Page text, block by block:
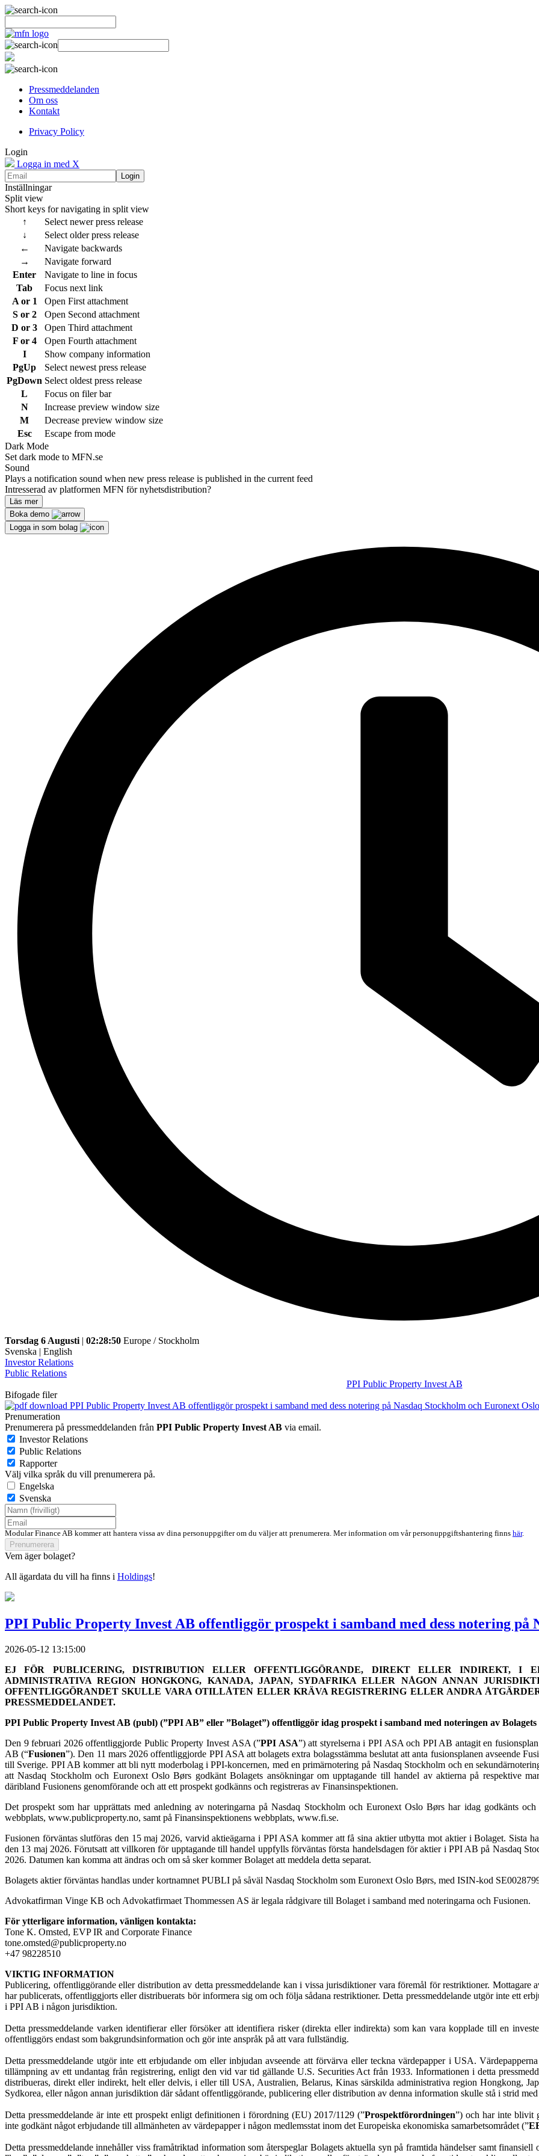
Pressmeddelanden
Om oss
Kontakt
Privacy Policy
Login
Logga in med X
Login
Inställningar
Split view
Short keys for navigating in split view
↑
Select newer press release
↓
Select older press release
←
Navigate backwards
→
Navigate forward
Enter
Navigate to line in focus
Tab
Focus next link
A or 1
Open First attachment
S or 2
Open Second attachment
D or 3
Open Third attachment
F or 4
Open Fourth attachment
I
Show company information
PgUp
Select newest press release
PgDown Select oldest press release
L
Focus on filer bar
N
Increase preview window size
M
Decrease preview window size
Esc
Escape from mode
Dark Mode
Set dark mode to MFN.se
Sound
Plays a notification sound when new press release is published in the current feed
Intresserad av platformen MFN för nyhetsdistribution?
Läs mer
Boka demo
Logga in som bolag
Torsdag 6 Augusti | 02:28:50 Europe / Stockholm
Svenska | English
Investor Relations
Public Relations
PPI Public Property Invest AB
Bifogade filer
PPI Public Property Invest AB offentliggör prospekt i samband med dess notering på Nasdaq Stockholm och Euronext
Prenumeration
Prenumerera på pressmeddelanden från PPI Public Property Invest AB via email.
Investor Relations
Public Relations
Rapporter
Välj vilka språk du vill prenumerera på.
Engelska
Svenska
Modular Finance AB kommer att hantera vissa av dina personuppgifter om du väljer att prenumerera. Mer information om vår personuppgiftshantering finns här.
Prenumerera
Vem äger bolaget?
All ägardata du vill ha finns i Holdings!
PPI Public Property Invest AB offentliggör prospekt i samband med dess notering på
2026-05-12 13:15:00
EJ FÖR PUBLICERING, DISTRIBUTION ELLER OFFENTLIGGÖRANDE, DIREKT ELLER INDIREKT, I
ADMINISTRATIVA REGION HONGKONG, KANADA, JAPAN, SYDAFRIKA ELLER NÅGON ANNAN
OFFENTLIGGÖRANDET SKULLE VARA OTILLÅTEN ELLER KRÄVA REGISTRERING ELLER ANDRA
PRESSMEDDELANDET.
PPI Public Property Invest AB (publ) (”PPI AB” eller ”Bolaget”) offentliggör idag prospekt i samband med noteringen av
Den 9 februari 2026 offentliggjorde Public Property Invest ASA (”PPI ASA”) att styrelserna i PPI ASA och PPI AB antagit en
AB (“Fusionen”). Den 11 mars 2026 offentliggjorde PPI ASA att bolagets extra bolagsstämma beslutat att anta fusionsplanen avseende
till Sverige. PPI AB kommer att bli nytt moderbolag i PPI-koncernen, med en primärnotering på Nasdaq Stockholm och en
att Nasdaq Stockholm och Euronext Oslo Børs godkänt Bolagets ansökningar om upptagande till handel av aktierna på respektive
däribland Fusionens genomförande och att ett prospekt godkänns och registreras av Finansinspektionen.
Det prospekt som har upprättats med anledning av noteringarna på Nasdaq Stockholm och Euronext Oslo Børs har idag godkänts
webbplats, www.publicproperty.no, samt på Finansinspektionens webbplats, www.fi.se.
Fusionen förväntas slutföras den 15 maj 2026, varvid aktieägarna i PPI ASA kommer att få sina aktier utbytta mot aktier i Bolaget. Sista
den 13 maj 2026. Förutsatt att villkoren för upptagande till handel uppfylls förväntas första handelsdagen för aktier i PPI AB på Nasdaq
2026. Datumen kan komma att ändras och om så sker kommer Bolaget att meddela detta separat.
Bolagets aktier förväntas handlas under kortnamnet PUBLI på såväl Nasdaq Stockholm som Euronext Oslo Børs, med ISIN-kod
Advokatfirman Vinge KB och Advokatfirmaet Thommessen AS är legala rådgivare till Bolaget i samband med noteringarna och Fusionen.
För ytterligare information, vänligen kontakta:
Tone K. Omsted, EVP IR and Corporate Finance
tone.omsted@publicproperty.no
+47 98228510
VIKTIG INFORMATION
Publicering, offentliggörande eller distribution av detta pressmeddelande kan i vissa jurisdiktioner vara föremål för restriktioner. Mottagare
har publicerats, offentliggjorts eller distribuerats bör informera sig om och följa sådana restriktioner. Detta pressmeddelande utgör inte ett
i PPI AB i någon jurisdiktion.
Detta pressmeddelande varken identifierar eller försöker att identifiera risker (direkta eller indirekta) som kan vara kopplade till en
offentliggörs endast som bakgrundsinformation och gör inte anspråk på att vara fullständig.
Detta pressmeddelande utgör inte ett erbjudande om eller inbjudan avseende att förvärva eller teckna värdepapper i USA.
tillämpning av ett undantag från registrering, enligt den vid var tid gällande U.S. Securities Act från 1933. Informationen i detta
distribueras, direkt eller indirekt, helt eller delvis, i eller till USA, Australien, Belarus, Kinas särskilda administrativa region Hongkong,
Sydkorea, eller någon annan jurisdiktion där sådant offentliggörande, publicering eller distribution av denna information skulle stå i strid
Detta pressmeddelande är inte ett prospekt enligt definitionen i förordning (EU) 2017/1129 (”Prospektförordningen”) och har inte blivit
inte godkänt något erbjudande till allmänheten av värdepapper i någon medlemsstat inom det Europeiska ekonomiska samarbetsområdet (”
Detta pressmeddelande innehåller viss framåtriktad information som återspeglar Bolagets aktuella syn på framtida händelser samt